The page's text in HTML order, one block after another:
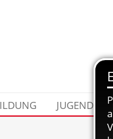
JUGEND